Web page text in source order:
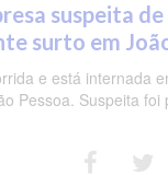
suspeita
surto em
e está internada
Pessoa. Suspeita